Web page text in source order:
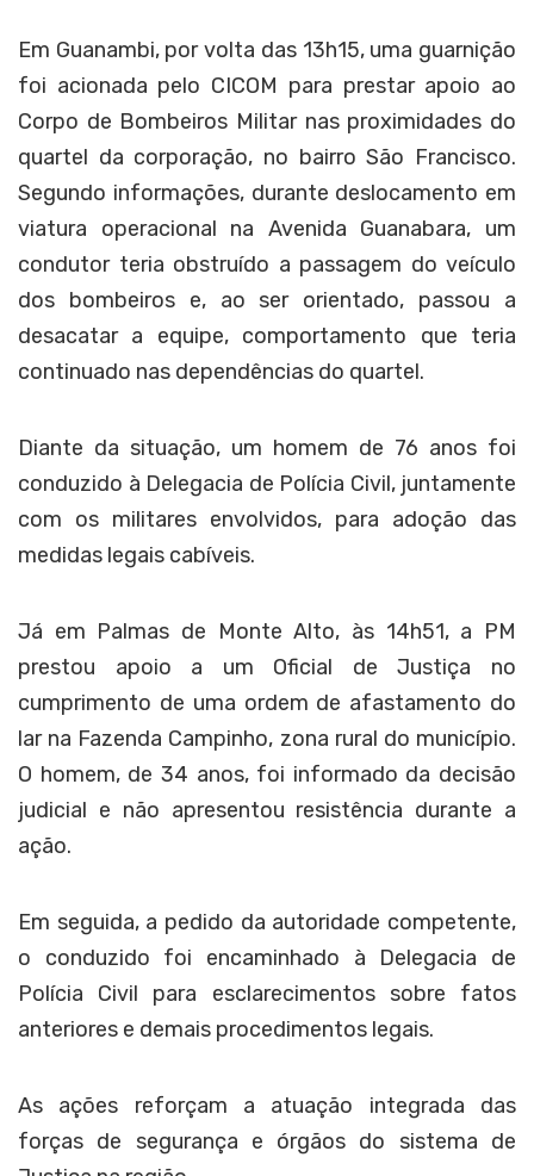
Em Guanambi, por volta das 13h15, uma guarnição
foi acionada pelo CICOM para prestar apoio ao
Corpo de Bombeiros Militar nas proximidades do
quartel da corporação, no bairro São Francisco.
Segundo informações, durante deslocamento em
viatura operacional na Avenida Guanabara, um
condutor teria obstruído a passagem do veículo
dos bombeiros e, ao ser orientado, passou a
desacatar a equipe, comportamento que teria
continuado nas dependências do quartel.
Diante da situação, um homem de 76 anos foi
conduzido à Delegacia de Polícia Civil, juntamente
com os militares envolvidos, para adoção das
medidas legais cabíveis.
Já em Palmas de Monte Alto, às 14h51, a PM
prestou apoio a um Oficial de Justiça no
cumprimento de uma ordem de afastamento do
lar na Fazenda Campinho, zona rural do município.
O homem, de 34 anos, foi informado da decisão
judicial e não apresentou resistência durante a
ação.
Em seguida, a pedido da autoridade competente,
o conduzido foi encaminhado à Delegacia de
Polícia Civil para esclarecimentos sobre fatos
anteriores e demais procedimentos legais.
As ações reforçam a atuação integrada das
forças de segurança e órgãos do sistema de